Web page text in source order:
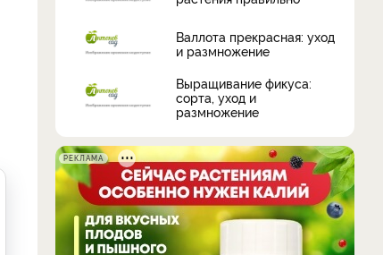
Валлота прекрасная: уход
и размножение
Выращивание фикуса:
сорта, уход и
размножение
РЕКЛАМА